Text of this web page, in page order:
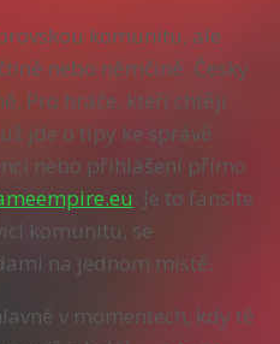
komunitu, ale
nebo němčině. Česky
Pro hráče, kteří chtějí
jde o tipy ke správě
nebo přihlášení přímo
. Je to fansite
komunitu, se
na jednom místě.
v momentech, kdy tě